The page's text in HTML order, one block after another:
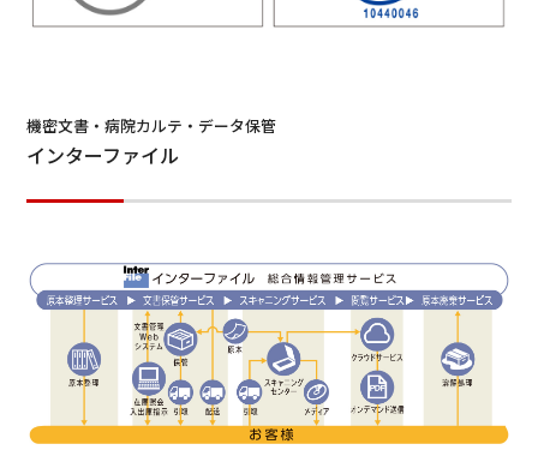
機密文書・病院カルテ・データ保管
インターファイル